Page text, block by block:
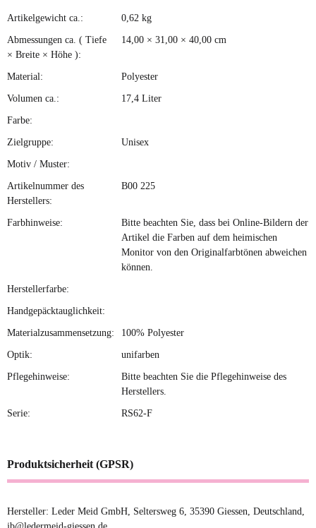
Produkteigenschaft
Wert
Artikelgewicht ca.: 0,62 kg
Abmessungen ca. ( Tiefe
× Breite × Höhe ):
14,00 × 31,00 × 40,00 cm
Material: Polyester
Volumen ca.: 17,4 Liter
Farbe:
Zielgruppe: Unisex
Motiv / Muster:
Artikelnummer des
Herstellers:
B00 225
Farbhinweise:
Bitte beachten Sie, dass bei Online-Bildern der
Artikel die Farben auf dem heimischen
Monitor von den Originalfarbtönen abweichen
können.
Herstellerfarbe:
Handgepäcktauglichkeit:
Materialzusammensetzung: 100% Polyester
Optik: unifarben
Pflegehinweise:
Bitte beachten Sie die Pflegehinweise des
Herstellers.
Serie: RS62-F
Produktsicherheit (GPSR)
Hersteller: Leder Meid GmbH, Seltersweg 6, 35390 Giessen, Deutschland,